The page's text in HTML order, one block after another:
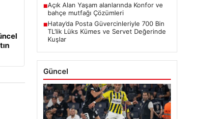
■Açık Alan Yaşam alanlarında Konfor ve
bahçe mutfağı Çözümleri
■Hatay’da Posta Güvercinleriyle 700 Bin
TL’lik Lüks Kümes ve Servet Değerinde
Kuşlar
Güncel